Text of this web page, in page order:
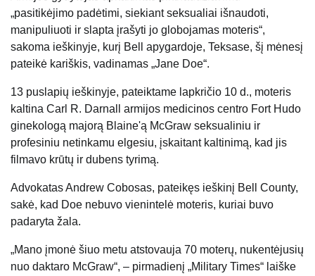
„pasitikėjimo padėtimi, siekiant seksualiai išnaudoti,
manipuliuoti ir slapta įrašyti jo globojamas moteris“,
sakoma ieškinyje, kurį Bell apygardoje, Teksase, šį mėnesį
pateikė kariškis, vadinamas „Jane Doe“.
13 puslapių ieškinyje, pateiktame lapkričio 10 d., moteris
kaltina Carl R. Darnall armijos medicinos centro Fort Hudo
ginekologą majorą Blaine'ą McGraw seksualiniu ir
profesiniu netinkamu elgesiu, įskaitant kaltinimą, kad jis
filmavo krūtų ir dubens tyrimą.
Advokatas Andrew Cobosas, pateikęs ieškinį Bell County,
sakė, kad Doe nebuvo vienintelė moteris, kuriai buvo
padaryta žala.
„Mano įmonė šiuo metu atstovauja 70 moterų, nukentėjusių
nuo daktaro McGraw“, – pirmadienį „Military Times“ laiške